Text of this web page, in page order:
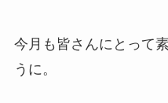
今月も皆さんにとって
うに。